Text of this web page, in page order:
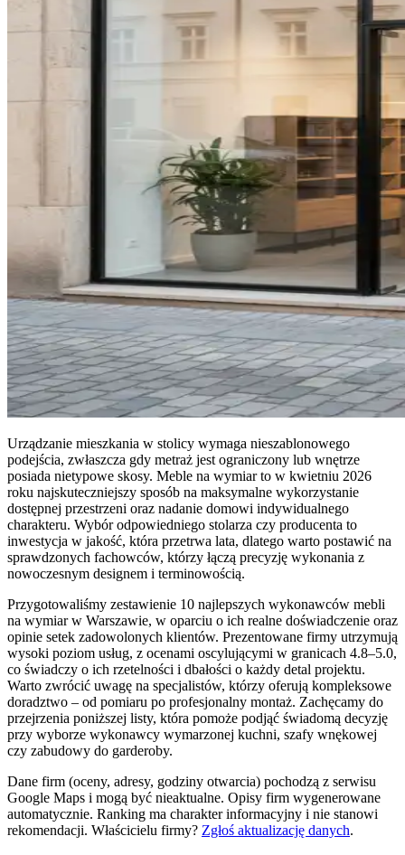
Urządzanie mieszkania w stolicy wymaga nieszablonowego
podejścia, zwłaszcza gdy metraż jest ograniczony lub wnętrze
posiada nietypowe skosy. Meble na wymiar to w kwietniu 2026
roku najskuteczniejszy sposób na maksymalne wykorzystanie
dostępnej przestrzeni oraz nadanie domowi indywidualnego
charakteru. Wybór odpowiedniego stolarza czy producenta to
inwestycja w jakość, która przetrwa lata, dlatego warto postawić na
sprawdzonych fachowców, którzy łączą precyzję wykonania z
nowoczesnym designem i terminowością.
Przygotowaliśmy zestawienie 10 najlepszych wykonawców mebli
na wymiar w Warszawie, w oparciu o ich realne doświadczenie oraz
opinie setek zadowolonych klientów. Prezentowane firmy utrzymują
wysoki poziom usług, z ocenami oscylującymi w granicach 4.8–5.0,
co świadczy o ich rzetelności i dbałości o każdy detal projektu.
Warto zwrócić uwagę na specjalistów, którzy oferują kompleksowe
doradztwo – od pomiaru po profesjonalny montaż. Zachęcamy do
przejrzenia poniższej listy, która pomoże podjąć świadomą decyzję
przy wyborze wykonawcy wymarzonej kuchni, szafy wnękowej
czy zabudowy do garderoby.
Dane firm (oceny, adresy, godziny otwarcia) pochodzą z serwisu
Google Maps i mogą być nieaktualne. Opisy firm wygenerowane
automatycznie. Ranking ma charakter informacyjny i nie stanowi
rekomendacji. Właścicielu firmy? Zgłoś aktualizację danych.